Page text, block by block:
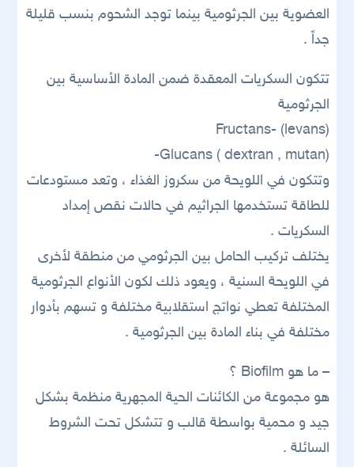
العضوية بين الجرثومية بينما توجد الشحوم بنسب قليلة
جداً .
تتكون السكريات المعقدة ضمن المادة الأساسية بين
الجرثومية
Fructans- (levans)
(dextran , mutan ) Glucans-
وتتكون في اللويحة من سكروز الغذاء ، وتعد مستودعات
للطاقة تستخدمها الجراثيم في حالات نقص إمداد
السكريات .
يختلف تركيب الحامل بين الجرثومي من منطقة لأخرى
في اللويحة السنية ، ويعود ذلك لكون الأنواع الجرثومية
المختلفة تعطي نواتج استقلابية مختلفة و تسهم بأدوار
مختلفة في بناء المادة بين الجرثومية .
– ما هو Biofilm ؟
هو مجموعة من الكائنات الحية المجهرية منظمة بشكل
جيد و محمية بواسطة قالب و تتشكل تحت الشروط
السائلة .